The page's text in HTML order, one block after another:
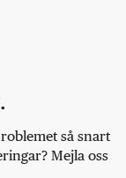
så snart
Mejla oss